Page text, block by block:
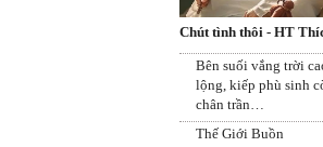
Chút tình thôi - HT
Bên suối vắng trời
lộng, kiếp phù sinh
chân trần…
Thế Giới Buồn